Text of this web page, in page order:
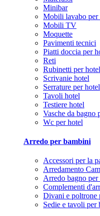
Minibar
Mobili lavabo per
Mobili TV
Moquette
Pavimenti tecnici
Piatti doccia per
Reti
Rubinetti per hotel
Scrivanie hotel
Serrature per hotel
Tavoli hotel
Testiere hotel
Vasche da bagno
Wc per hotel
Arredo per bambini
Accessori per la
Arredamento
Arredo bagno
Complementi
Divani e poltrone
Sedie e tavoli per